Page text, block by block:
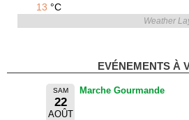
13 °C
Weather
EVÉNEMENTS À
SAM
22
AOÛT
Marche Gourmande